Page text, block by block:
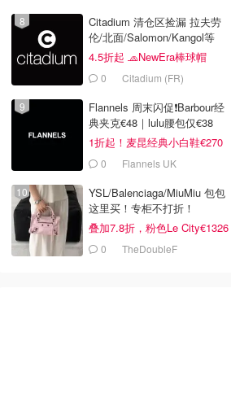
玻尿酸面膜
去购买
€5.95
TonyMoly 胶原蛋白面
Lookfantastic
去购买
Citadium 清仓区捡漏 拉夫劳
伦/北面/Salomon/Kangol等
4.5折起 🧢NewEra棒球帽
€18.2
0 Citadium (FR)
Flannels 周末闪促❗Barbour经
典夹克€48｜lulu腰包仅€38
1折起！麦昆经典小白鞋€270
0 Flannels UK
YSL/Balenciaga/MiuMiu 包包
这里买！专柜不打折！
叠加7.8折，粉色Le City€1326
0 TheDoubleF